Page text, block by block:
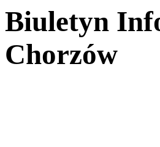
Biuletyn
Chorzów